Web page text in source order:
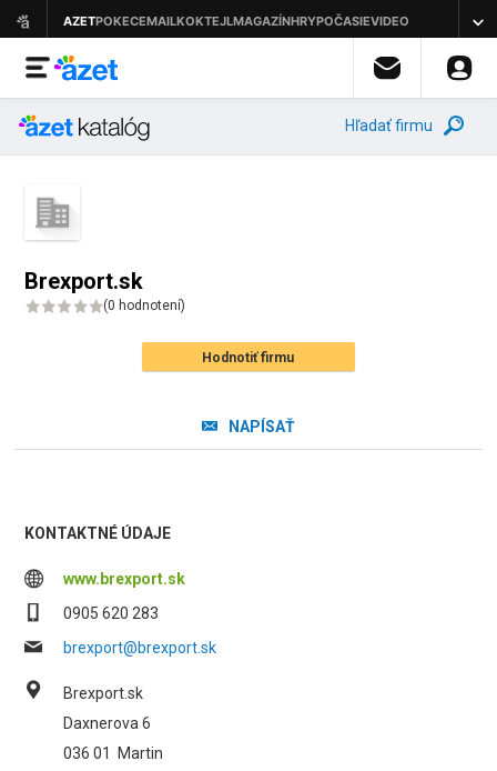
Hľadať firmu
Brexport.sk
(0 hodnotení)
Hodnotiť firmu
NAPÍSAŤ
KONTAKTNÉ ÚDAJE
www.brexport.sk
0905 620 283
brexport@brexport.sk
Brexport.sk
Daxnerova 6
036 01
Martin